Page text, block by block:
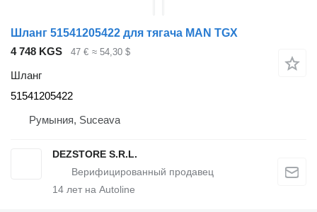
Шланг 51541205422 для тягача MAN TGX
4 748 KGS
47 € ≈ 54,30 $
Шланг
51541205422
Румыния, Suceava
DEZSTORE S.R.L.
14 лет на Autoline